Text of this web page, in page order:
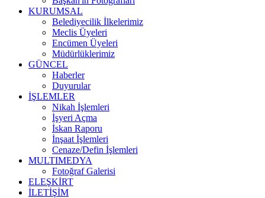
KURUMSAL
Belediyecilik İlkelerimiz
Meclis Üyeleri
Encümen Üyeleri
Müdürlüklerimiz
GÜNCEL
Haberler
Duyurular
İŞLEMLER
Nikah İşlemleri
İşyeri Açma
İskan Raporu
İnşaat İşlemleri
Cenaze/Defin İşlemleri
MULTIMEDYA
Fotoğraf Galerisi
ELEŞKİRT
İLETİŞİM